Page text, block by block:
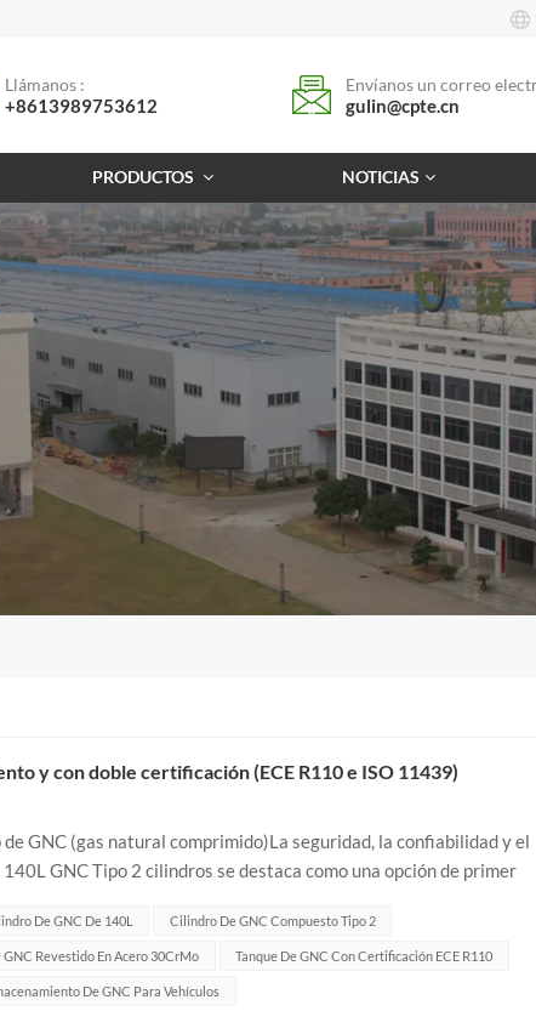
Llámanos :
+8613989753612
Envíanos un correo
gulin@cpte.cn
PRODUCTOS NOTICIAS
y con doble certificación (ECE R110 e ISO 11439)
GNC (gas natural comprimido)La seguridad, la confiabilidad y el
GNC Tipo 2 cilindros se destaca como una opción de primer
De GNC De 140L Cilindro De GNC Compuesto Tipo 2
GNC Revestido En Acero 30CrMo Tanque De GNC Con Certificación ECE R110
De GNC Para Vehículos